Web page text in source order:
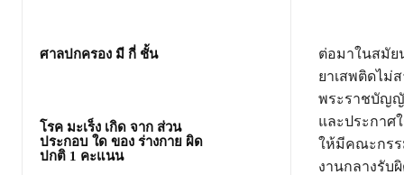
ศาลปกครอง มี กี่ ชั้น
โรค มะเร็ง เกิด จาก ส่วน
ประกอบ ใด ของ ร่างกาย ผิด
ปกติ 1 คะแนน
ต่อมาในสมัย
ยาเสพติดไม่
พระราชบัญญั
และประกาศ
ให้มีคณะกรร
งานกลางรับ